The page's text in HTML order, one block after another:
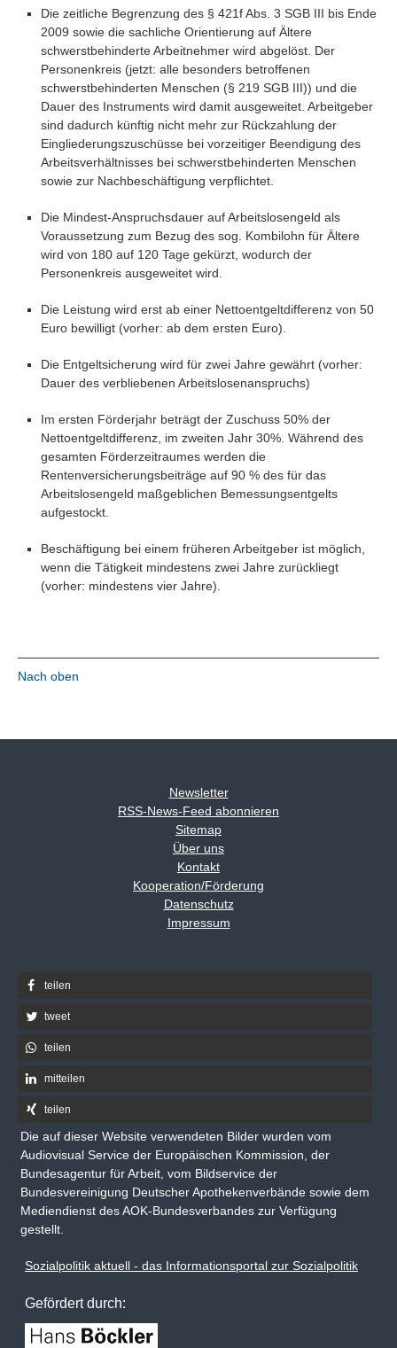
Die zeitliche Begrenzung des § 421f Abs. 3 SGB III bis Ende
2009 sowie die sachliche Orientierung auf Ältere
schwerstbehinderte Arbeitnehmer wird abgelöst. Der
Personenkreis (jetzt: alle besonders betroffenen
schwerstbehinderten Menschen (§ 219 SGB III)) und die
Dauer des Instruments wird damit ausgeweitet. Arbeitgeber
sind dadurch künftig nicht mehr zur Rückzahlung der
Eingliederungszuschüsse bei vorzeitiger Beendigung des
Arbeitsverhältnisses bei schwerstbehinderten Menschen
sowie zur Nachbeschäftigung verpflichtet.
Die Mindest-Anspruchsdauer auf Arbeitslosengeld als
Voraussetzung zum Bezug des sog. Kombilohn für Ältere
wird von 180 auf 120 Tage gekürzt, wodurch der
Personenkreis ausgeweitet wird.
Die Leistung wird erst ab einer Nettoentgeltdifferenz von 50
Euro bewilligt (vorher: ab dem ersten Euro).
Die Entgeltsicherung wird für zwei Jahre gewährt (vorher:
Dauer des verbliebenen Arbeitslosenanspruchs)
Im ersten Förderjahr beträgt der Zuschuss 50% der
Nettoentgeltdifferenz, im zweiten Jahr 30%. Während des
gesamten Förderzeitraumes werden die
Rentenversicherungsbeiträge auf 90 % des für das
Arbeitslosengeld maßgeblichen Bemessungsentgelts
aufgestockt.
Beschäftigung bei einem früheren Arbeitgeber ist möglich,
wenn die Tätigkeit mindestens zwei Jahre zurückliegt
(vorher: mindestens vier Jahre).
Nach oben
Newsletter
RSS-News-Feed abonnieren
Sitemap
Über uns
Kontakt
Kooperation/Förderung
Datenschutz
Impressum
teilen
tweet
teilen
mitteilen
teilen
Die auf dieser Website verwendeten Bilder wurden vom
Audiovisual Service der Europäischen Kommission, der
Bundesagentur für Arbeit, vom Bildservice der
Bundesvereinigung Deutscher Apothekenverbände sowie dem
Mediendienst des AOK-Bundesverbandes zur Verfügung
gestellt.
Sozialpolitik aktuell - das Informationsportal zur Sozialpolitik
Gefördert durch: